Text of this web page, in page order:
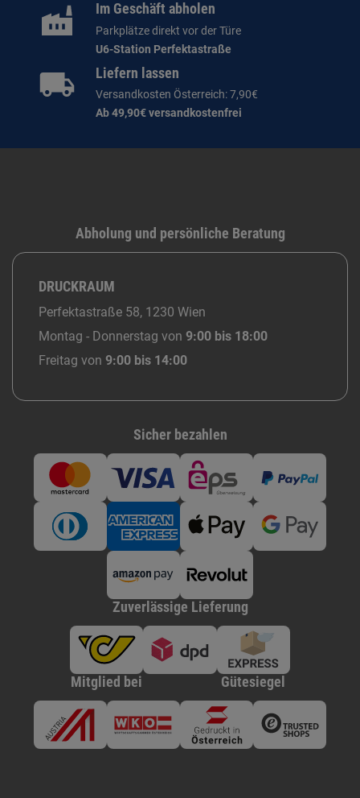
Im Geschäft abholen
Parkplätze direkt vor der Türe
U6-Station Perfektastraße
Liefern lassen
Versandkosten Österreich: 7,90€
Ab 49,90€ versandkostenfrei
Abholung und persönliche Beratung
DRUCKRAUM
Perfektastraße 58, 1230 Wien
Montag - Donnerstag von 9:00 bis 18:00
Freitag von 9:00 bis 14:00
Sicher bezahlen
Zuverlässige Lieferung
Mitglied bei Gütesiegel